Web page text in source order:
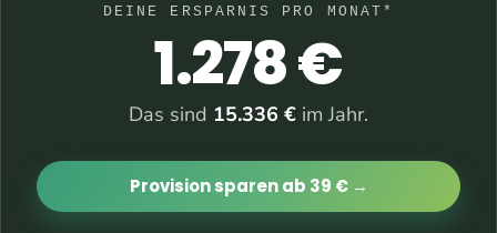
DEINE ERSPARNIS PRO MONAT*
1.278 €
Das sind 15.336 € im Jahr.
Provision sparen ab 39 € →